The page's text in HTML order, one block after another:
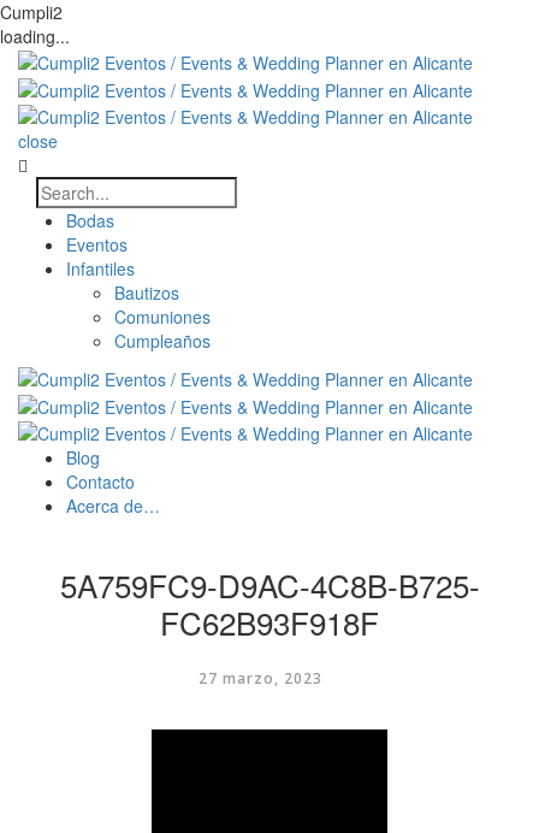
Cumpli2
loading...
close
Bodas
Eventos
Infantiles
Bautizos
Comuniones
Cumpleaños
Blog
Contacto
Acerca de…
5A759FC9-D9AC-4C8B-B725-
FC62B93F918F
27 marzo, 2023